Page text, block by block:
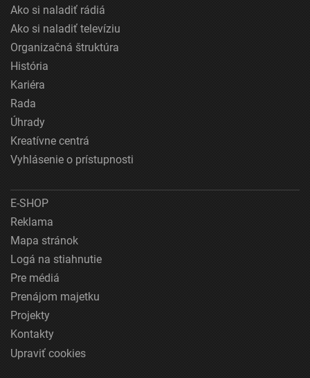
Ako si naladiť rádiá
Ako si naladiť televíziu
Organizačná štruktúra
História
Kariéra
Rada
Úhrady
Kreatívne centrá
Vyhlásenie o prístupnosti
E-SHOP
Reklama
Mapa stránok
Logá na stiahnutie
Pre médiá
Prenájom majetku
Projekty
Kontakty
Upraviť cookies